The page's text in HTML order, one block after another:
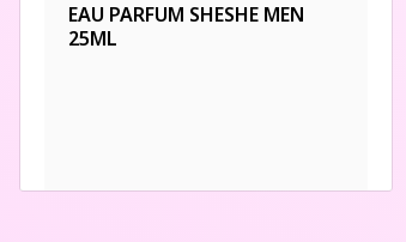
EAU PARFUM SHESHE MEN
25ML